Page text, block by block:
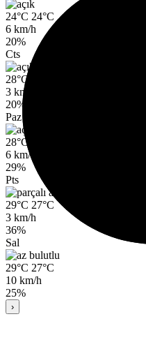
24°C 24°C
6 km/h
20%
Cts
28°C
3 km/h
20%
Paz
28°C
6 km/h
29%
Pts
29°C 27°C
3 km/h
36%
Sal
29°C 27°C
10 km/h
25%
›